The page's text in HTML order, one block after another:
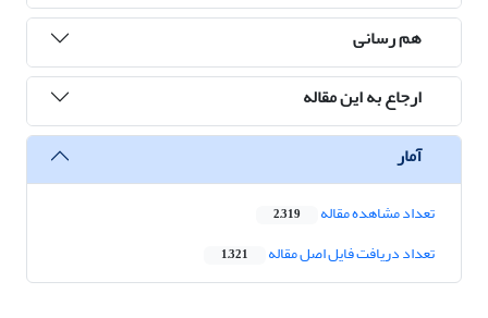
هم رسانی
ارجاع به این مقاله
آمار
تعداد مشاهده مقاله 2,319
تعداد دریافت فایل اصل مقاله 1,321